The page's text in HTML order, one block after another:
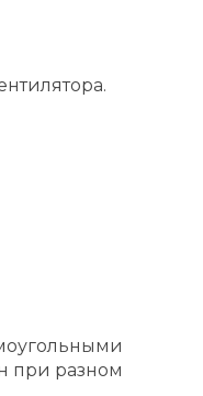
при разном